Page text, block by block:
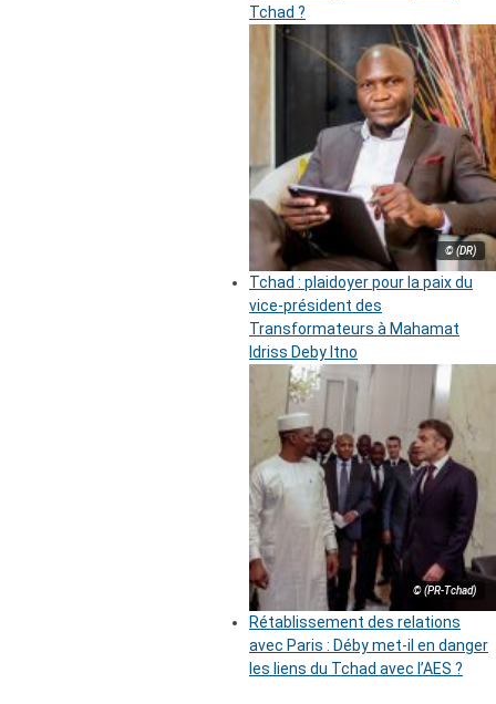
Tchad ?
© (DR)
Tchad : plaidoyer pour la paix du
vice-président des
Transformateurs à Mahamat
Idriss Deby Itno
© (PR-Tchad)
Rétablissement des relations
avec Paris : Déby met-il en danger
les liens du Tchad avec l’AES ?